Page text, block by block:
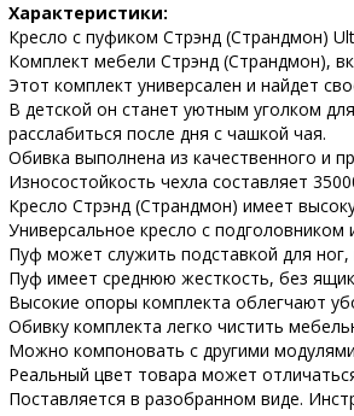
Характеристики:
Кресло с пуфиком Стрэнд (Страндмон)
Комплект мебели Стрэнд (Страндмон),
Этот комплект универсален и найдет
В детской он станет уютным уголком
расслабиться после дня с чашкой чая.
Обивка выполнена из качественного и
Износостойкость чехла составляет
Кресло Стрэнд (Страндмон) имеет
Универсальное кресло с
Пуф может служить подставкой для
Пуф имеет среднюю жесткость, без
Высокие опоры комплекта облегчают
Обивку комплекта легко чистить
Можно компоновать с другими
Реальный цвет товара может
Поставляется в разобранном виде.